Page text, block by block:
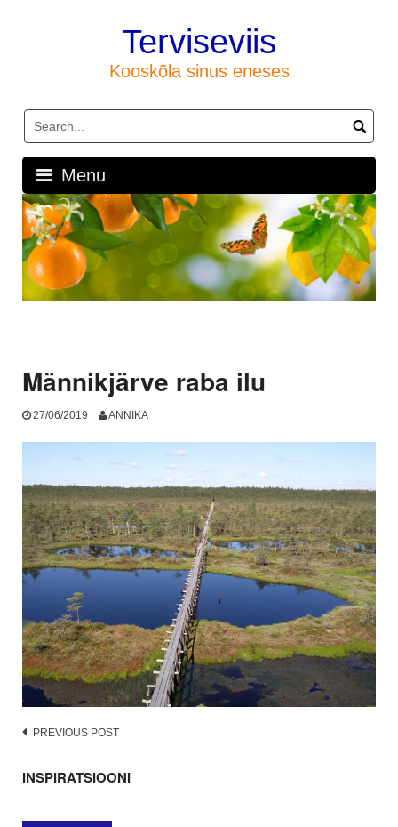
Terviseviis
Kooskõla sinus eneses
Menu
Männikjärve raba ilu
27/06/2019 ANNIKA
Post
PREVIOUS POST
INSPIRATSIOONI